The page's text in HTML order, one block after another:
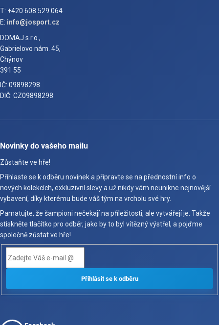
T: +420 608 529 064
E: info@josport.cz
DOMAJ s.r.o.,
Gabrielovo nám. 45,
Chýnov
391 55
IČ: 09898298
DIČ: CZ09898298
Novinky do vašeho mailu
Zůstaňte ve hře!
Přihlaste se k odběru novinek a připravte se na přednostní info o
nových kolekcích, exkluzivní slevy a už nikdy vám neunikne nejnovější
vybavení, díky kterému bude váš tým na vrcholu své hry.
Pamatujte, že šampioni nečekají na příležitosti, ale vytvářejí je. Takže
stiskněte tlačítko pro odběr, jako by to byl vítězný výstřel, a pojďme
společně zůstat ve hře!